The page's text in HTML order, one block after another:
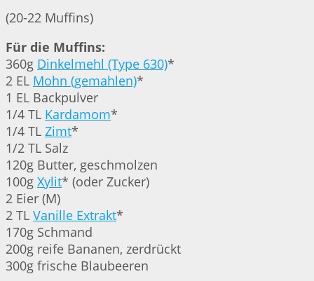
(20-22 Muffins)
Für die Muffins:
360g Dinkelmehl (Type 630)*
2 EL Mohn (gemahlen)*
1 EL Backpulver
1/4 TL Kardamom*
1/4 TL Zimt*
1/2 TL Salz
120g Butter, geschmolzen
100g Xylit* (oder Zucker)
2 Eier (M)
2 TL Vanille Extrakt*
170g Schmand
200g reife Bananen, zerdrückt
300g frische Blaubeeren